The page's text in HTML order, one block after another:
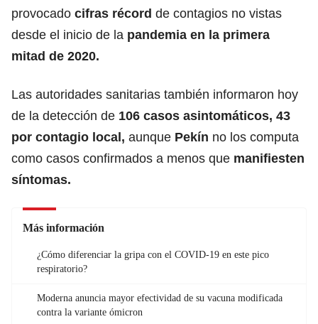
provocado cifras récord de contagios no vistas
desde el inicio de la pandemia en la primera
mitad de 2020.
Las autoridades sanitarias también informaron hoy
de la detección de 106 casos asintomáticos, 43
por contagio local, aunque Pekín no los computa
como casos confirmados a menos que manifiesten
síntomas.
Más información
¿Cómo diferenciar la gripa con el COVID-19 en este pico
respiratorio?
Moderna anuncia mayor efectividad de su vacuna modificada
contra la variante ómicron